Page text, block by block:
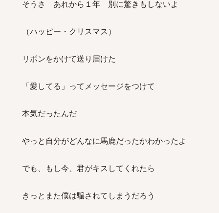
そうさ あれから１年 別に驚きもしないよ
（ハッピー・クリスマス）
リボンをかけて送り届けた
「愛してる」ってメッセージをつけて
本気だったんだ
やっと自分がどんなに馬鹿だったかわかったよ
でも、もし今、君がキスしてくれたら
きっとまた僕は騙されてしまうだろう